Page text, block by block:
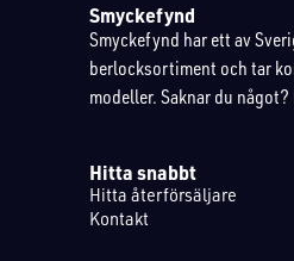
Smyckefynd
Smyckefynd har ett av
berlocksortiment och tar
modeller. Saknar du något?
Hitta snabbt
Hitta återförsäljare
Kontakt